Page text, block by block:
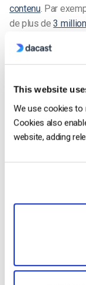
This website
We use cookies to
Cookies also
website, adding
contenu. Par
de plus de3
La technologie de
d’investir plus
normes actuelles
Cette maturité
Que nous réserve